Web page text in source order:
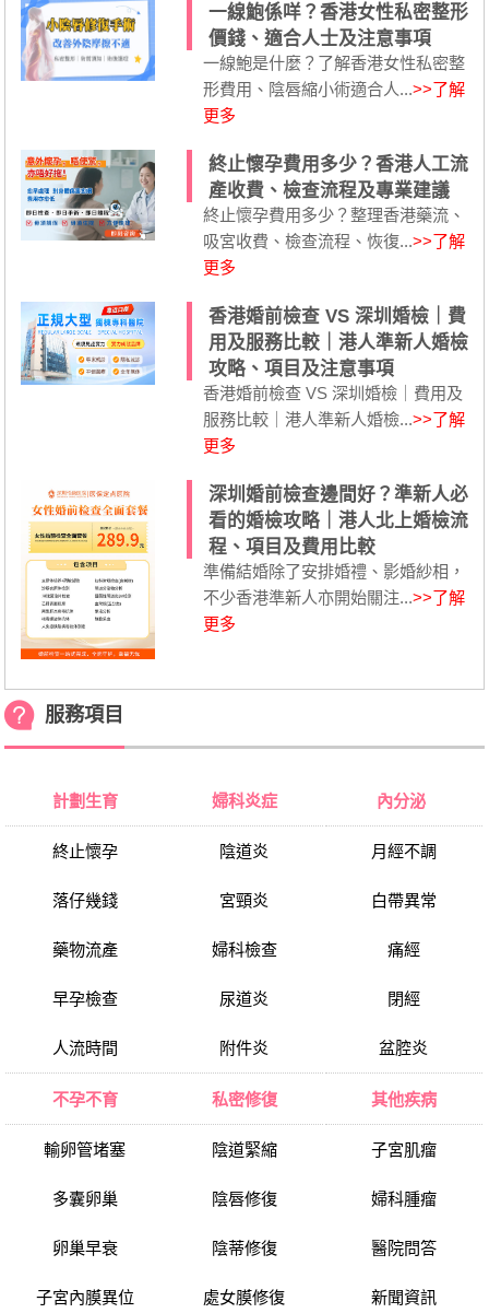
一線鮑係咩？香港女性私密整形
價錢、適合人士及注意事項
一線鮑是什麼？了解香港女性私密整
形費用、陰唇縮小術適合人...>>了解
更多
終止懷孕費用多少？香港人工流
產收費、檢查流程及專業建議
終止懷孕費用多少？整理香港藥流、
吸宮收費、檢查流程、恢復...>>了解
更多
香港婚前檢查 VS 深圳婚檢｜費
用及服務比較｜港人準新人婚檢
攻略、項目及注意事項
香港婚前檢查 VS 深圳婚檢｜費用及
服務比較｜港人準新人婚檢...>>了解
更多
深圳婚前檢查邊間好？準新人必
看的婚檢攻略｜港人北上婚檢流
程、項目及費用比較
準備結婚除了安排婚禮、影婚紗相，
不少香港準新人亦開始關注...>>了解
更多
服務項目
計劃生育
終止懷孕
落仔幾錢
藥物流產
早孕檢查
人流時間
婦科炎症
陰道炎
宮頸炎
婦科檢查
尿道炎
附件炎
內分泌
月經不調
白帶異常
痛經
閉經
盆腔炎
不孕不育
輸卵管堵塞
多囊卵巢
卵巢早衰
子宮內膜異位
私密修復
陰道緊縮
陰唇修復
陰蒂修復
處女膜修復
其他疾病
子宮肌瘤
婦科腫瘤
醫院問答
新聞資訊